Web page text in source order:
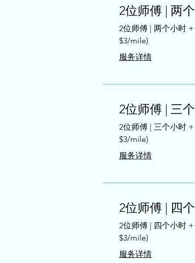
2位师傅 | 两
2位师傅 | 两个小时
$3/mile)
服务详情
2位师傅 | 三
2位师傅 | 三个小时
$3/mile)
服务详情
2位师傅 | 四
2位师傅 | 四个小时
$3/mile)
服务详情